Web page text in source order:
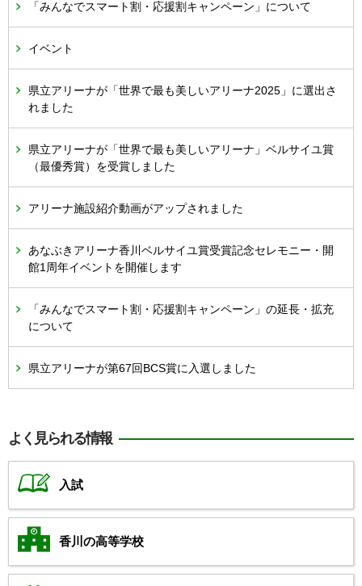
「みんなでスマート割・応援割キャンペーン」について
イベント
県立アリーナが「世界で最も美しいアリーナ2025」に選出さ
れました
県立アリーナが「世界で最も美しいアリーナ」ベルサイユ賞
（最優秀賞）を受賞しました
アリーナ施設紹介動画がアップされました
あなぶきアリーナ香川ベルサイユ賞受賞記念セレモニー・開
館1周年イベントを開催します
「みんなでスマート割・応援割キャンペーン」の延長・拡充
について
県立アリーナが第67回BCS賞に入選しました
よく見られる情報
入試
香川の高等学校